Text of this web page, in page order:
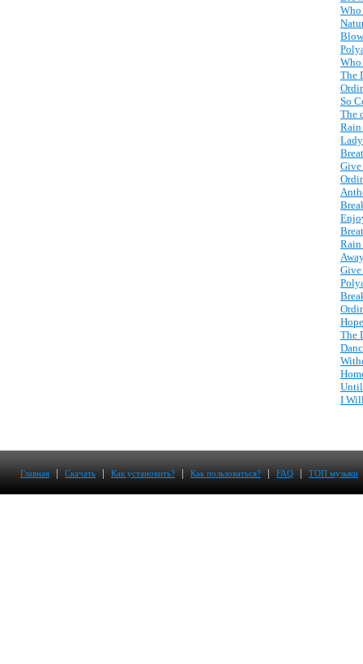
Who
Who
The
So
The
Give
Give
The
Until
I
Главная | Скачать | Как установить? | Как пользоваться? | FAQ | ТОП музыки